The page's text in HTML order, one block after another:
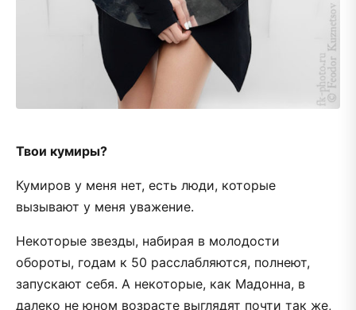
Твои кумиры?
Кумиров у меня нет, есть люди, которые
вызывают у меня уважение.
Некоторые звезды, набирая в молодости
обороты, годам к 50 расслабляются, полнеют,
запускают себя. А некоторые, как Мадонна, в
далеко не юном возрасте выглядят почти так же,